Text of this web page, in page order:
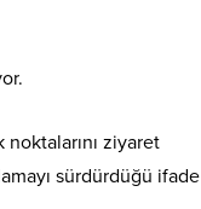
ziyaret
sürdürdüğü ifade